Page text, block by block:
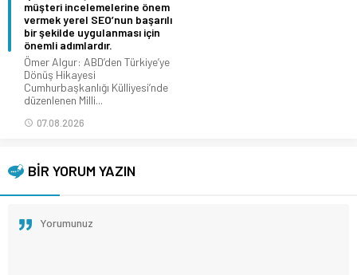
müşteri incelemelerine önem
vermek yerel SEO’nun başarılı
bir şekilde uygulanması için
önemli adımlardır.
Ömer Algur: ABD’den Türkiye’ye
Dönüş Hikayesi
Cumhurbaşkanlığı Külliyesi’nde
düzenlenen Milli...
07.08.2026
BİR YORUM YAZIN